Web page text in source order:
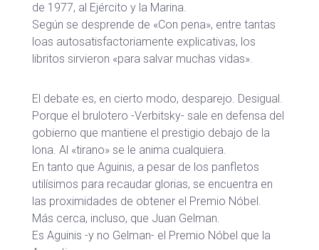
de 1977, al Ejército y la Marina.
Según se desprende de «Con pena», entre tantas
loas autosatisfactoriamente explicativas, los
libritos sirvieron «para salvar muchas vidas».
El debate es, en cierto modo, desparejo. Desigual.
Porque el brulotero -Verbitsky- sale en defensa del
gobierno que mantiene el prestigio debajo de la
lona. Al «tirano» se le anima cualquiera.
En tanto que Aguinis, a pesar de los panfletos
utilísimos para recaudar glorias, se encuentra en
las proximidades de obtener el Premio Nóbel.
Más cerca, incluso, que Juan Gelman.
Es Aguinis -y no Gelman- el Premio Nóbel que la